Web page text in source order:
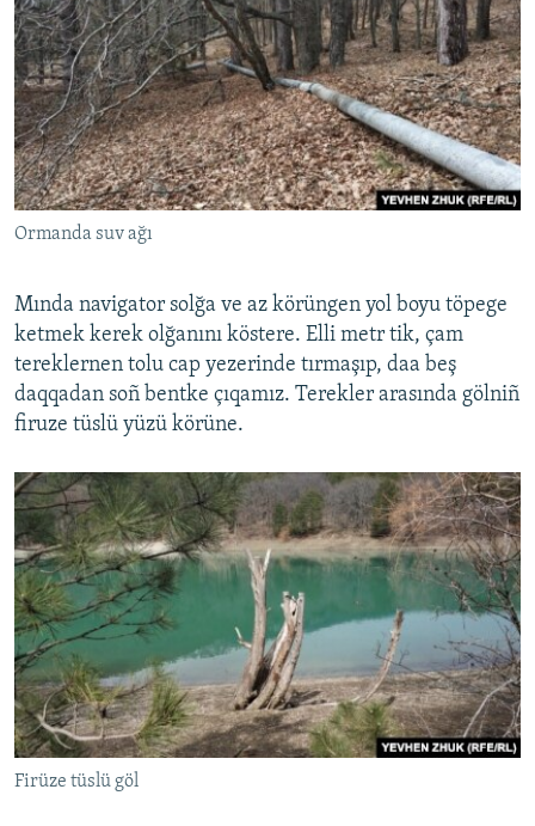
Ormanda suv ağı
Mında navigator solğa ve az körüngen yol boyu töpege
ketmek kerek olğanını köstere. Elli metr tik, çam
tereklernen tolu cap yezerinde tırmaşıp, daa beş
daqqadan soñ bentke çıqamız. Terekler arasında gölniñ
firuze tüslü yüzü körüne.
Firüze tüslü göl